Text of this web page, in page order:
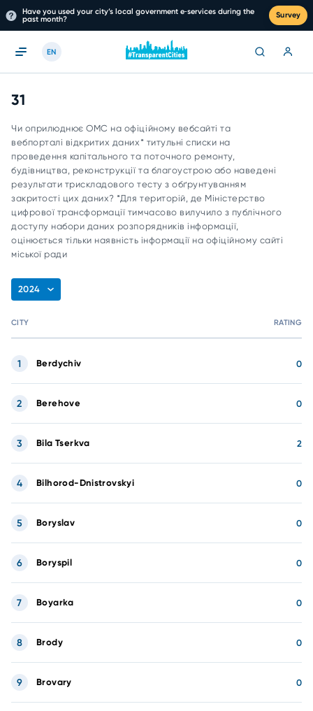
Have you used your city’s local government e‑services during the
past month?
Survey
EN
31
Чи оприлюднює ОМС на офіційному вебсайті та
вебпорталі відкритих даних* титульні списки на
проведення капітального та поточного ремонту,
будівництва, реконструкції та благоустрою або наведені
результати трискладового тесту з обґрунтуванням
закритості цих даних? *Для територій, де Міністерство
цифрової трансформації тимчасово вилучило з публічного
доступу набори даних розпорядників інформації,
оцінюється тільки наявність інформації на офіційному сайті
міської ради
2024
CITY RATING
Berdychiv 0
1
Berehove 0
2
Bila Tserkva 2
3
Bilhorod-Dnistrovskyi 0
4
Boryslav 0
5
Boryspil 0
6
Boyarka 0
7
Brody 0
8
Brovary 0
9